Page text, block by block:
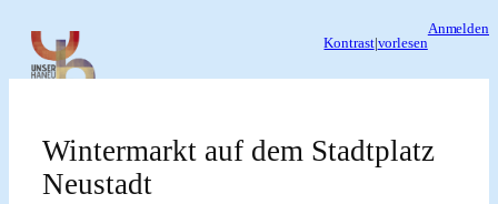
Inhalt
springen
Kontrast| vorlesen
Anmelden
Wintermarkt auf dem Stadtplatz
Neustadt